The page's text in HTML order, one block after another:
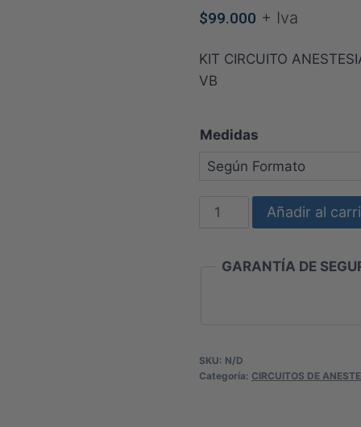
$99.000 + Iva
KIT CIRCUITO
VB
Medidas
KIT
CIRCUITO
DOBLE
FILTRO
VB
Añadir al
GARANTÍA DE
SKU: N/D
Categoría: CIRCUITOS DE